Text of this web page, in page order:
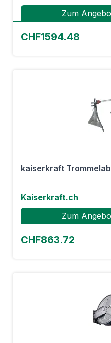
Zum
CHF1594.48
kaiserkraft
Kaiserkraft.ch
Zum
CHF863.72